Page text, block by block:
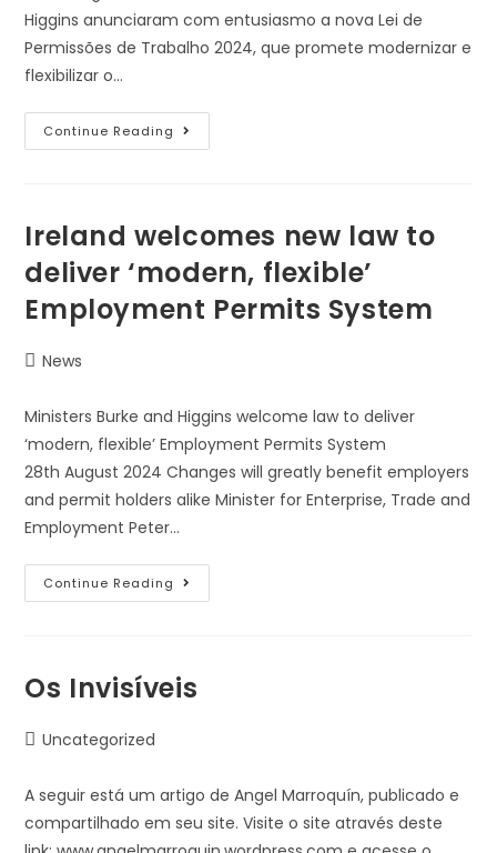
Higgins anunciaram com entusiasmo a nova Lei de
Permissões de Trabalho 2024, que promete modernizar e
flexibilizar o…
Continue Reading
Ireland welcomes new law to
deliver ‘modern, flexible’
Employment Permits System
News
Ministers Burke and Higgins welcome law to deliver
‘modern, flexible’ Employment Permits System
28th August 2024 Changes will greatly benefit employers
and permit holders alike Minister for Enterprise, Trade and
Employment Peter…
Continue Reading
Os Invisíveis
Uncategorized
A seguir está um artigo de Angel Marroquín, publicado e
compartilhado em seu site. Visite o site através deste